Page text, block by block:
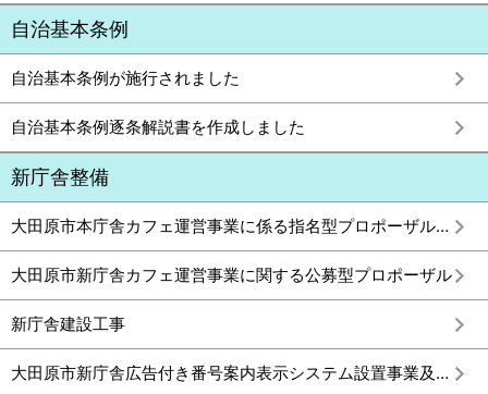
自治基本条例
自治基本条例が施行されました
自治基本条例逐条解説書を作成しました
新庁舎整備
大田原市本庁舎カフェ運営事業に係る指名型プロポーザルの審査結果
大田原市新庁舎カフェ運営事業に関する公募型プロポーザル
新庁舎建設工事
大田原市新庁舎広告付き番号案内表示システム設置事業及びデジタルサイネージシステム構築事業に関するプロポーザル